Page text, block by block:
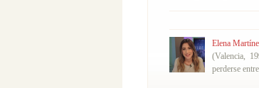
Elena
(Valencia,
perderse